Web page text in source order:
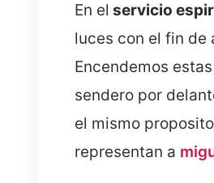
En el servicio
luces con el fin de
Encendemos
sendero por
el mismo
representan a